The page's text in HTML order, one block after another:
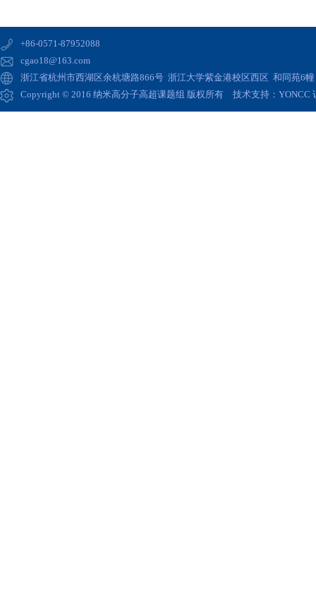
+86-0571-87952088
cgao18@163.com
浙江省杭州市西湖区余杭塘路866号 浙江大学紫金港校区西区 和同苑6
Copyright © 2016 纳米高分子高超课题组 版权所有 技术支持： YONCC